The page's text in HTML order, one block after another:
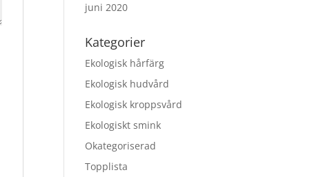
juni 2020
Kategorier
Ekologisk hårfärg
Ekologisk hudvård
Ekologisk kroppsvård
Ekologiskt smink
Okategoriserad
Topplista